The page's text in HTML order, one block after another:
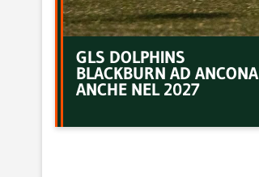
GLS DOLPHINS
BLACKBURN AD ANCONA
ANCHE NEL 2027